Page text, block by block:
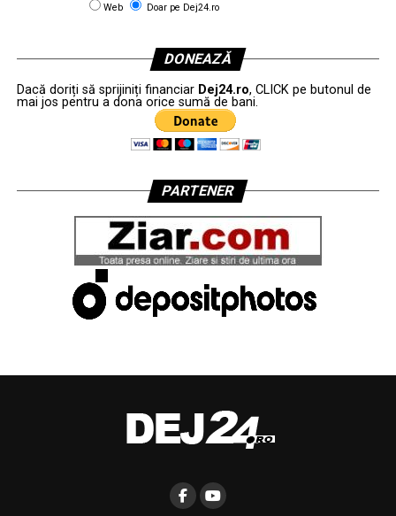
Web Doar pe Dej24.ro
DONEAZĂ
Dacă doriți să sprijiniți financiar Dej24.ro, CLICK pe butonul de
mai jos pentru a dona orice sumă de bani.
PARTENER